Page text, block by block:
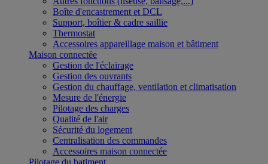
Boîte d'encastrement et DCL
Support, boîtier & cadre saillie
Thermostat
Accessoires appareillage maison et bâtiment
Maison connectée
Gestion de l'éclairage
Gestion des ouvrants
Gestion du chauffage, ventilation et climatisation
Mesure de l'énergie
Pilotage des charges
Qualité de l'air
Sécurité du logement
Centralisation des commandes
Accessoires maison connectée
Pilotage du batiment